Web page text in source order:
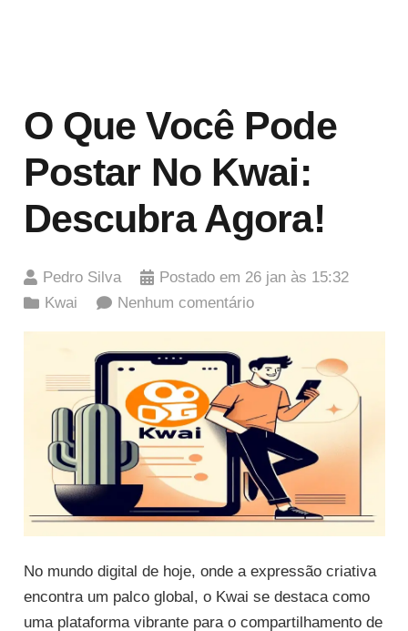
O Que Você Pode
Postar No Kwai:
Descubra Agora!
Pedro Silva Postado em 26 jan às 15:32
Kwai
Nenhum comentário
No mundo digital de hoje, onde a expressão criativa
encontra um palco global, o Kwai se destaca como
uma plataforma vibrante para o compartilhamento de